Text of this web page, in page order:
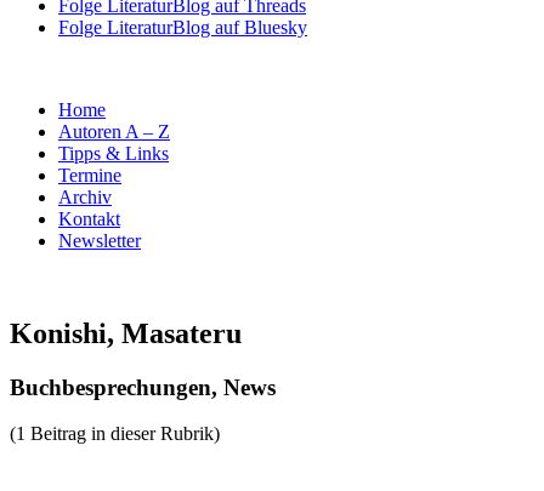
Folge LiteraturBlog auf Threads
Folge LiteraturBlog auf Bluesky
Home
Autoren A – Z
Tipps & Links
Termine
Archiv
Kontakt
Newsletter
Konishi, Masateru
Buchbesprechungen, News
(1 Beitrag in dieser Rubrik)